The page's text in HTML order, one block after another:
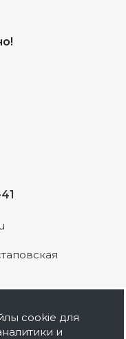
cookie для
и